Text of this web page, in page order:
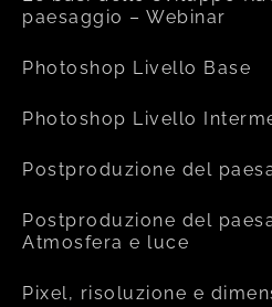
paesaggio – Webinar
Photoshop Livello Base
Photoshop Livello
Postproduzione del
Postproduzione del
Atmosfera e luce
Pixel, risoluzione e